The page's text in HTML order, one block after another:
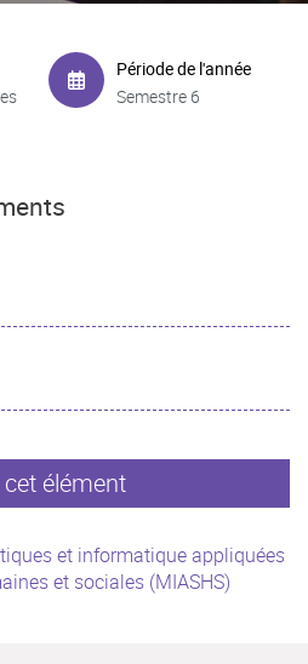
Période de l'année
Semestre 6
élément
et informatique appliquées
et sociales (MIASHS)